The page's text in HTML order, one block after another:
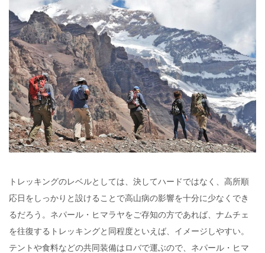
トレッキングのレベルとしては、決してハードではなく、高所順
応日をしっかりと設けることで高山病の影響を十分に少なくでき
るだろう。ネパール・ヒマラヤをご存知の方であれば、ナムチェ
を往復するトレッキングと同程度といえば、イメージしやすい。
テントや食料などの共同装備はロバで運ぶので、ネパール・ヒマ